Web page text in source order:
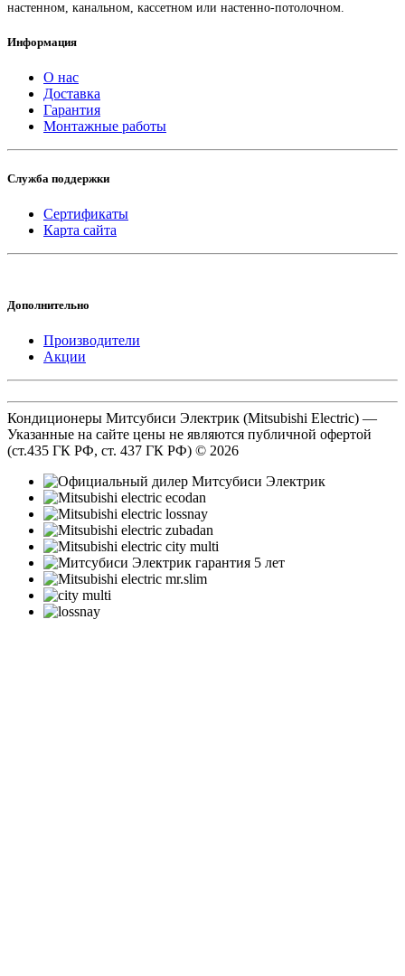
настенном, канальном, кассетном или настенно-потолочном.
Информация
О нас
Доставка
Гарантия
Монтажные работы
Служба поддержки
Сертификаты
Карта сайта
Дополнительно
Производители
Акции
Кондиционеры Митсубиси Электрик (Mitsubishi Electric) —
Указанные на сайте цены не являются публичной офертой
(ст.435 ГК РФ, cт. 437 ГК РФ) © 2026